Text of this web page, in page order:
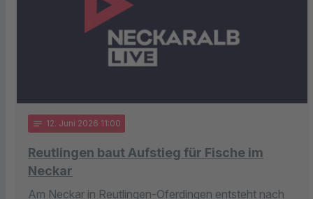
notes 12. Juni 2026 11:00
Reutlingen baut Aufstieg für Fische im
Neckar
Am Neckar in Reutlingen-Oferdingen entsteht nach